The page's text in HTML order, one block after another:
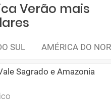
Verão mais
SUL AMÉRICA DO
Sagrado e Amazonia